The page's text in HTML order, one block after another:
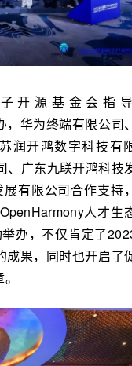
开源基金会指
，华为终端有限公司
润开鸿数字科技有
、广东九联开鸿科技
有限公司合作支持
人才生
办，不仅肯定了
成果，同时也开启了